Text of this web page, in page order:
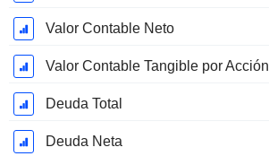
Valor Contable Neto
Valor Contable Tangible por Acción
Deuda Total
Deuda Neta